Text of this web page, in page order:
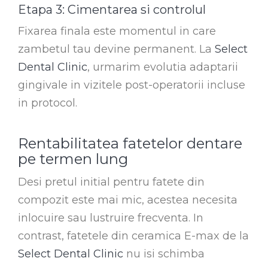
Etapa 3: Cimentarea si controlul
Fixarea finala este momentul in care
zambetul tau devine permanent. La Select
Dental Clinic, urmarim evolutia adaptarii
gingivale in vizitele post-operatorii incluse
in protocol.
Rentabilitatea fatetelor dentare
pe termen lung
Desi pretul initial pentru fatete din
compozit este mai mic, acestea necesita
inlocuire sau lustruire frecventa. In
contrast, fatetele din ceramica E-max de la
Select Dental Clinic nu isi schimba